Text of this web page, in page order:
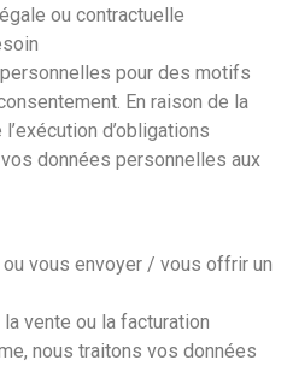
ou contractuelle
pour des motifs
En raison de la
d’obligations
données personnelles aux
vous envoyer / vous offrir un
vente ou la facturation
nous traitons vos données